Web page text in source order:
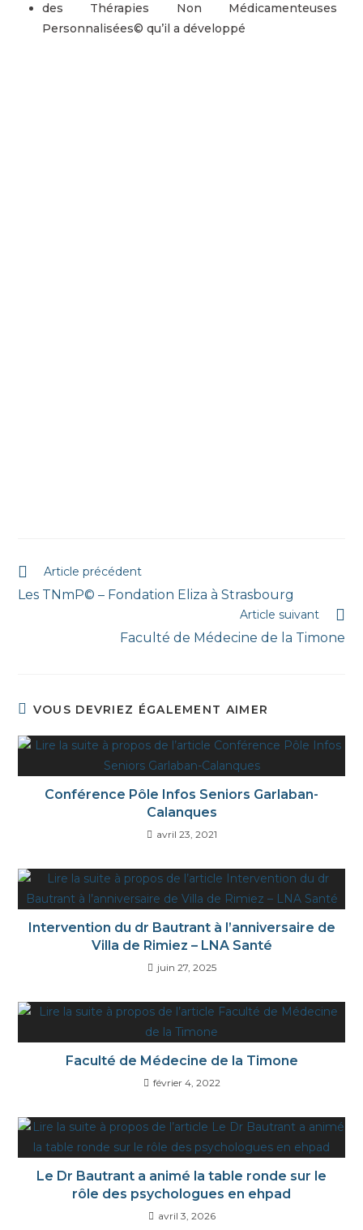
des Thérapies Non Médicamenteuses
Personnalisées© qu’il a développé
Article précédent
Les TNmP© – Fondation Eliza à Strasbourg
Article suivant
Faculté de Médecine de la Timone
VOUS DEVRIEZ ÉGALEMENT AIMER
Conférence Pôle Infos Seniors Garlaban-
Calanques
avril 23, 2021
Intervention du dr Bautrant à l’anniversaire de
Villa de Rimiez – LNA Santé
juin 27, 2025
Faculté de Médecine de la Timone
février 4, 2022
Le Dr Bautrant a animé la table ronde sur le
rôle des psychologues en ehpad
avril 3, 2026